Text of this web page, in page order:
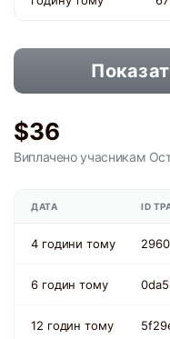
$36
Виплачено учасникам
ДАТА ID
4 години тому
6 годин тому
12 годин тому